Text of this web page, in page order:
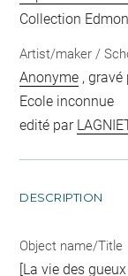
Collection
Artist/maker /
Anonyme , gravé
Ecole inconnue
edité par
DESCRIPTION
Object name/Title
[La vie des